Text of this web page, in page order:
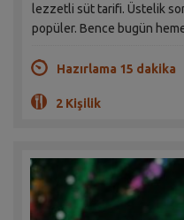
lezzetli süt tarifi. Üstelik
popüler. Bence bugün
Hazırlama 15 dakika
2 Kişilik